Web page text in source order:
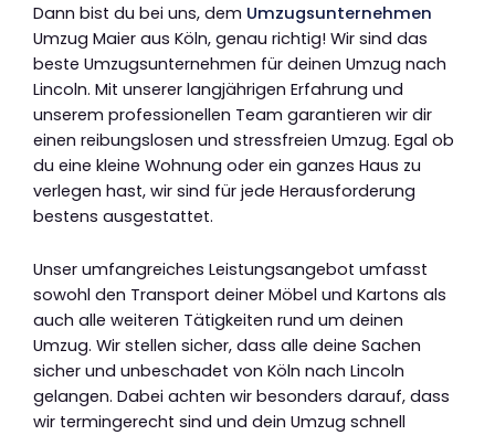
Dann bist du bei uns, dem Umzugsunternehmen
Umzug Maier aus Köln, genau richtig! Wir sind das
beste Umzugsunternehmen für deinen Umzug nach
Lincoln. Mit unserer langjährigen Erfahrung und
unserem professionellen Team garantieren wir dir
einen reibungslosen und stressfreien Umzug. Egal ob
du eine kleine Wohnung oder ein ganzes Haus zu
verlegen hast, wir sind für jede Herausforderung
bestens ausgestattet.
Unser umfangreiches Leistungsangebot umfasst
sowohl den Transport deiner Möbel und Kartons als
auch alle weiteren Tätigkeiten rund um deinen
Umzug. Wir stellen sicher, dass alle deine Sachen
sicher und unbeschadet von Köln nach Lincoln
gelangen. Dabei achten wir besonders darauf, dass
wir termingerecht sind und dein Umzug schnell